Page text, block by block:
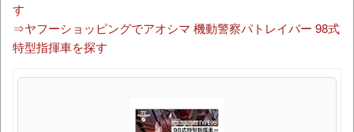
す
⇒ヤフーショッピングでアオシマ 機動警察パトレイバー 98式
特型指揮車を探す